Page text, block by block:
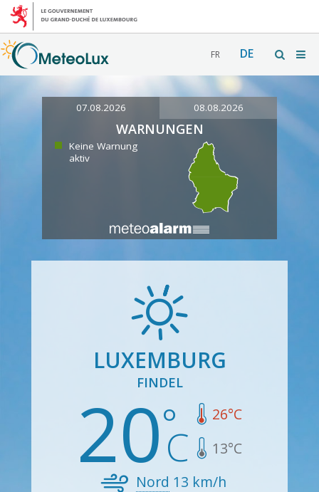
FR DE
07.08.2026 08.08.2026
WARNUNGEN
Keine Warnung
aktiv
LUXEMBURG
FINDEL
20 26°C
13°C
Nord 13 km/h